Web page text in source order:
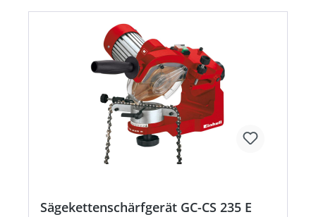
Sägekettenschärfgerät GC-CS 235 E